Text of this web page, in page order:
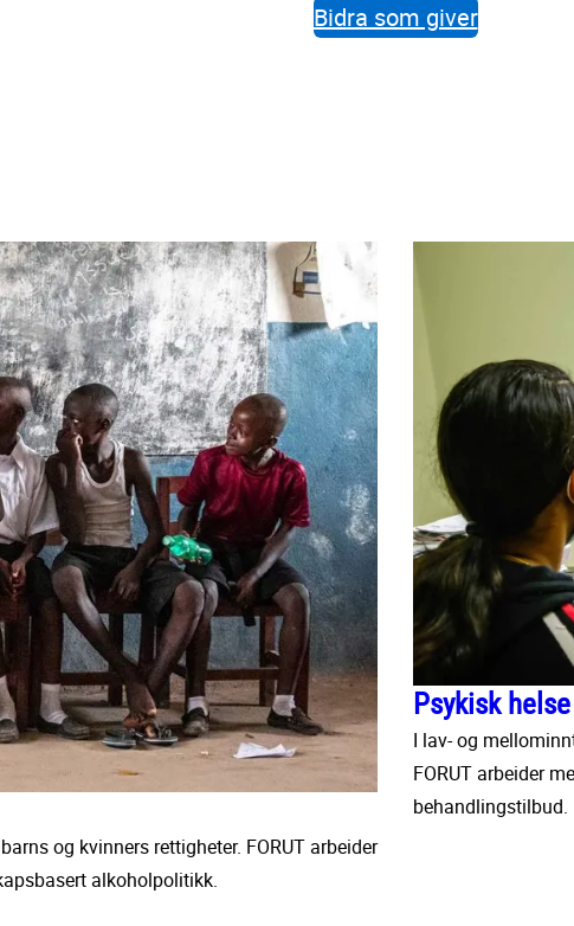
Bidra som giver
og kvinners rettigheter. FORUT arbeider
alkoholpolitikk.
Psykisk helse
I lav- og
FORUT arbeider
behandlingstilbud.